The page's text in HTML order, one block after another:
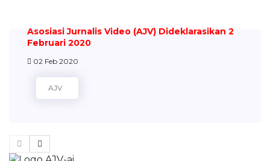
Asosiasi Jurnalis Video (AJV) Dideklarasikan 2
Februari 2020
02 Feb 2020
AJV